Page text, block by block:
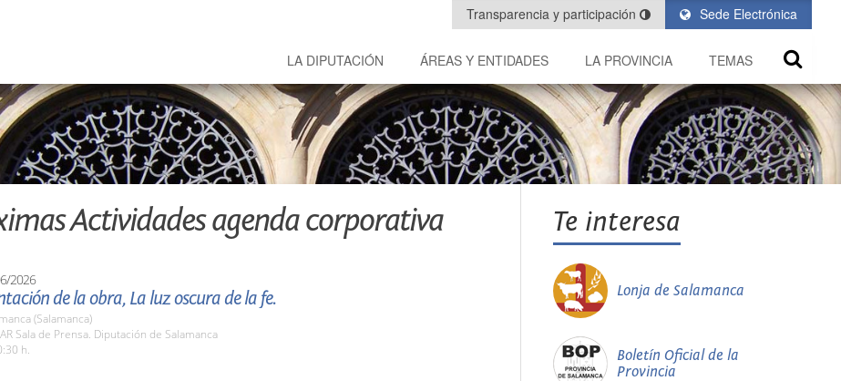
Sede Electrónica
Transparencia y participación
LA DIPUTACIÓN ÁREAS Y ENTIDADES LA PROVINCIA TEMAS
Actividades agenda corporativa
2026
de la obra, La luz oscura de la fe.
(Salamanca)
Sala de Prensa. Diputación de Salamanca
h.
Te interesa
Lonja de Salamanca
Boletín Oficial de la
Provincia